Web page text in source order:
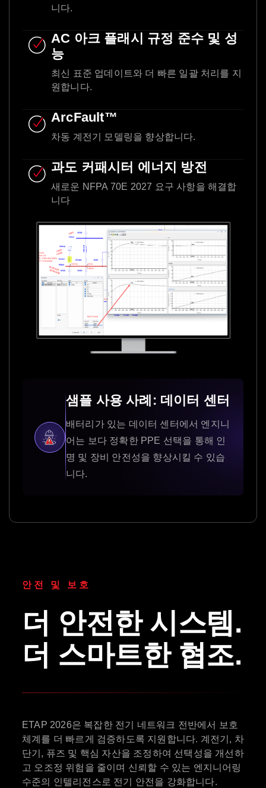
샘플 사용 사례: 데이터 센터
배터리가 있는 데이터 센터에서 엔지니
어는 보다 정확한 PPE 선택을 통해 인
명 및 장비 안전성을 향상시킬 수 있습
니다.
니다.
AC 아크 플래시 규정 준수 및 성
능
최신 표준 업데이트와 더 빠른 일괄 처리를 지
원합니다.
ArcFault™
차동 계전기 모델링을 향상합니다.
과도 커패시터 에너지 방전
새로운 NFPA 70E 2027 요구 사항을 해결합
니다
안전 및 보호
더 안전한 시스템.
더 스마트한 협조.
ETAP 2026은 복잡한 전기 네트워크 전반에서 보호
체계를 더 빠르게 검증하도록 지원합니다. 계전기, 차
단기, 퓨즈 및 핵심 자산을 조정하여 선택성을 개선하
고 오조정 위험을 줄이며 신뢰할 수 있는 엔지니어링
수준의 인텔리전스로 전기 안전을 강화합니다.